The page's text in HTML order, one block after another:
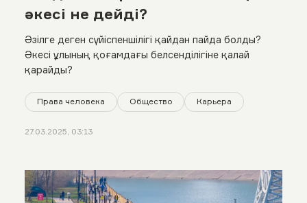
әкесі не дейді?
Әзілге деген сүйіспеншілігі қайдан пайда болды?
Әкесі ұлының қоғамдағы белсенділігіне қалай
қарайды?
Права человека Общество Карьера
27.03.2025, 03:13